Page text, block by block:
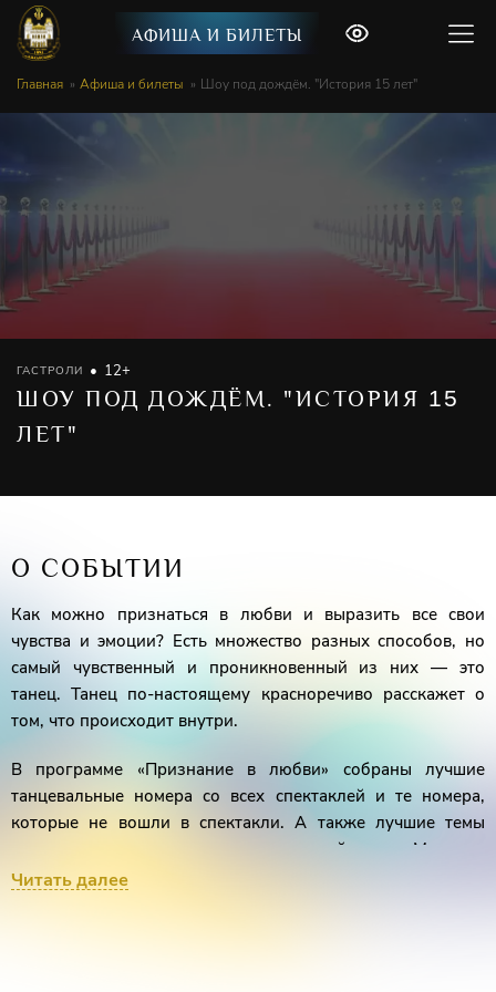
АФИША И БИЛЕТЫ
Главная Афиша и билеты Шоу под дождём. "История 15 лет"
ГАСТРОЛИ 12+
ШОУ ПОД ДОЖДЁМ. "ИСТОРИЯ 15
ЛЕТ"
О СОБЫТИИ
Как можно признаться в любви и выразить все свои
чувства и эмоции? Есть множество разных способов, но
самый чувственный и проникновенный из них — это
танец. Танец по-настоящему красноречиво расскажет о
том, что происходит внутри.
В программе «Признание в любви» собраны лучшие
танцевальные номера со всех спектаклей и те номера,
которые не вошли в спектакли. А также лучшие темы
монологов главного героя из спектаклей театра. Мужские
размышления о жизни и любви выражены словами и
Читать далее